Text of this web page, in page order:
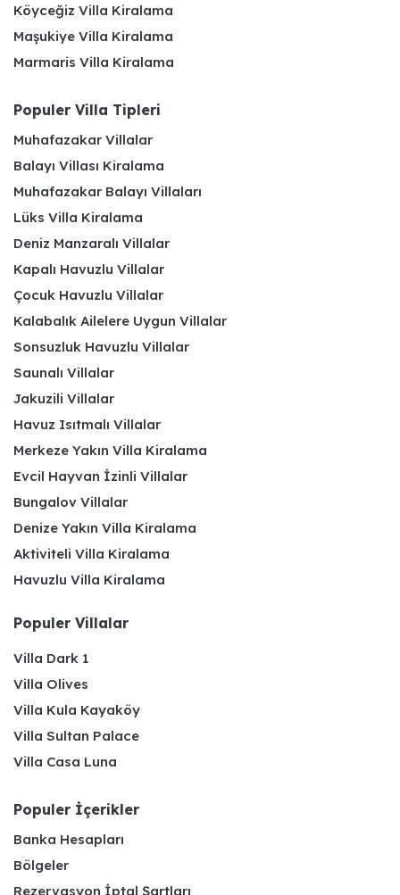
Köyceğiz Villa Kiralama
Maşukiye Villa Kiralama
Marmaris Villa Kiralama
Populer Villa Tipleri
Muhafazakar Villalar
Balayı Villası Kiralama
Muhafazakar Balayı Villaları
Lüks Villa Kiralama
Deniz Manzaralı Villalar
Kapalı Havuzlu Villalar
Çocuk Havuzlu Villalar
Kalabalık Ailelere Uygun Villalar
Sonsuzluk Havuzlu Villalar
Saunalı Villalar
Jakuzili Villalar
Havuz Isıtmalı Villalar
Merkeze Yakın Villa Kiralama
Evcil Hayvan İzinli Villalar
Bungalov Villalar
Denize Yakın Villa Kiralama
Aktiviteli Villa Kiralama
Havuzlu Villa Kiralama
Populer Villalar
Villa Dark 1
Villa Olives
Villa Kula Kayaköy
Villa Sultan Palace
Villa Casa Luna
Populer İçerikler
Banka Hesapları
Bölgeler
Rezervasyon İptal Şartları